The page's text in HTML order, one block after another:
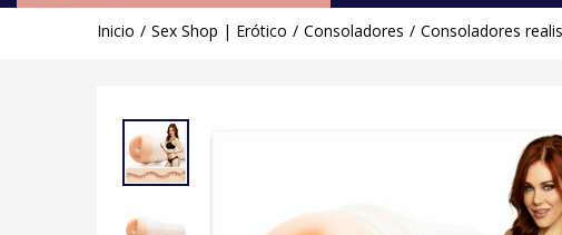
Inicio Sex Shop | Erótico Consoladores Consoladores